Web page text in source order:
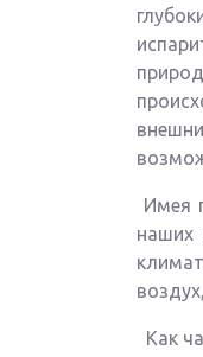
Имея
наших
Как